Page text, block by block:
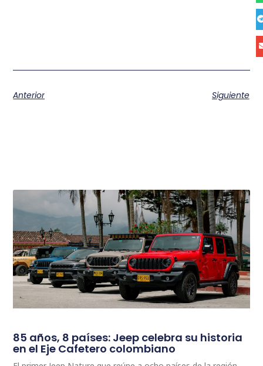
Anterior Siguiente
85 años, 8 países: Jeep celebra su historia
en el Eje Cafetero colombiano